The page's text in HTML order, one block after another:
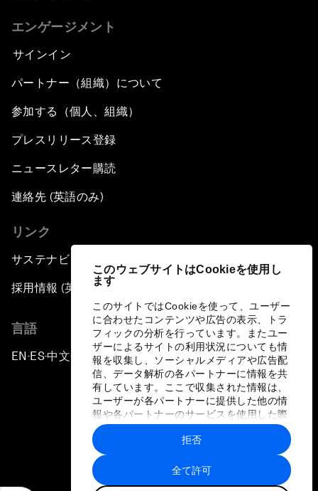
このウェブサイトはCookieを使用し
ます
このサイトではCookieを使って、ユーザー
に合わせたコンテンツや広告の表示、トラ
フィックの分析を行っています。またユー
ザーによるサイトの利用状況についても情
報を収集し、ソーシャルメディアや広告配
信、データ解析の各パートナーに情報を共
有しています。ここで収集された情報は、
ユーザーが各パートナーに提供した他の情
報や各パートナーのサービスを使用した際
に収集された情報と組み合わされ、各パー
トナーによって使用されることがありま
す。
全て許可
拒否
エンゲージメント
サインイン
パートナー（組織）について
参加する（個人、組織）
プレスリリース登録
ニュースレター購読
連絡先 (英語のみ)
リンク
サステナビリティへの取り組み
採用情報 (英語のみ)
言語
EN ▪ ES▪中文▪ 日本語
プライバシーポリシーと利用規約
サイトマップ